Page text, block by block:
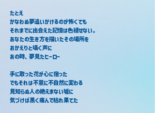
たとえ
かなわぬ夢追いかけるのが怖くても
それまでに出会えた記憶は色褪せない。
あなたの生き方を描いたその場所を
おかえりと囁く声に
あの時、夢見たヒーロー
手に取った花が心に宿った
でもそれは不意に不自然に変わる
見知らぬ人の絶えまない嘘に
気づけば黒く痛んで枯れ果てた